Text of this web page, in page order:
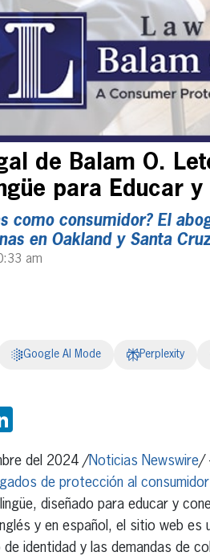
de Balam O.
para Educar
como consumidor? El
en Oakland y Santa
am
Google AI Mode Perplexity
del 2024 /Noticias Newswire/
de protección al
diseñado para educar y
y en español, el sitio web
identidad y las demandas de